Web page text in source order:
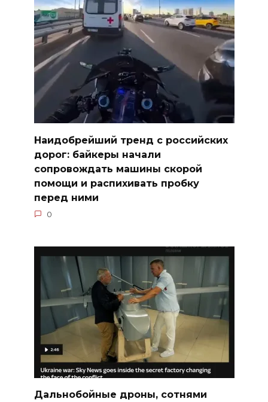
Наидобрейший тренд с российских
дорог: байкеры начали
сопровождать машины скорой
помощи и распихивать пробку
перед ними
0
Дальнобойные дроны, сотнями